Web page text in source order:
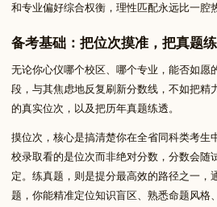
和专业偏好综合权衡，理性匹配永远比一腔
备考基础：把位次摸准，把真题
无论你心仪哪个校区、哪个专业，能否如愿
段，与其焦虑地反复刷新分数线，不如把精
的真实位次，以及把历年真题练透。
摸位次，核心是搞清楚你在全省同科类考生
校录取看的是位次而非绝对分数，分数会随
定。练真题，则是提分最高效的路径之一，
题，你能精准定位知识盲区、熟悉命题风格